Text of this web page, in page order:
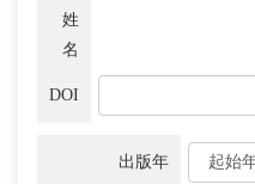
姓
名
DOI
出版年